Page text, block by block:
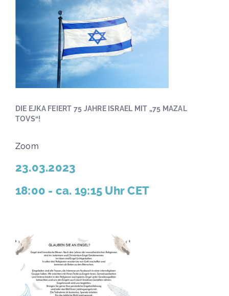
DIE EJKA FEIERT 75 JAHRE ISRAEL MIT „75 MAZAL
TOVS“!
Zoom
23.03.2023
18:00 - ca. 19:15 Uhr CET